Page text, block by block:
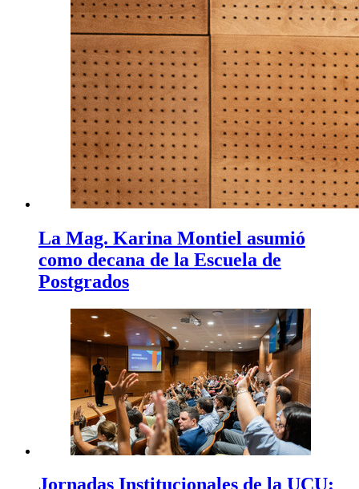
La Mag. Karina Montiel asumió
como decana de la Escuela de
Postgrados
Jornadas Institucionales de la UCU: